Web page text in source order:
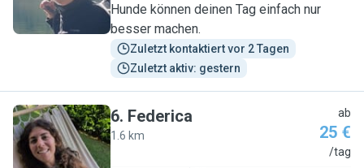
Hunde können deinen Tag einfach nur
besser machen.
Zuletzt kontaktiert vor 2 Tagen
Zuletzt aktiv: gestern
F
6. Federica
1.6 km
ab
25 €
/tag